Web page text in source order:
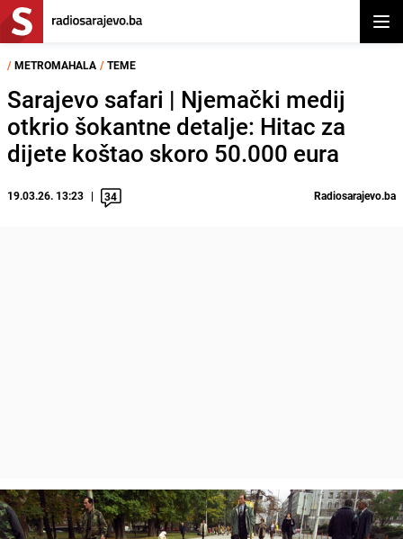
/ METROMAHALA / TEME
Sarajevo safari | Njemački medij
otkrio šokantne detalje: Hitac za
dijete koštao skoro 50.000 eura
19.03.26. 13:23 34 Radiosarajevo.ba